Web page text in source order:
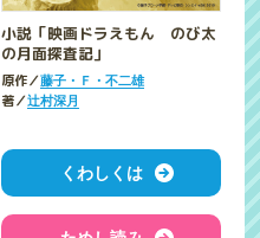
小説「映画ドラえもん のび太
の月面探査記」
原作／藤子・Ｆ・不二雄
著／辻村深月
くわしくは